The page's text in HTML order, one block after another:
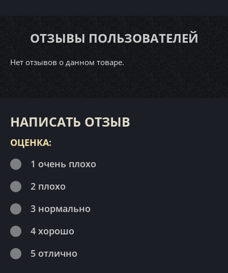
ОТЗЫВЫ ПОЛЬЗОВАТЕЛЕЙ
Нет отзывов о данном товаре.
НАПИСАТЬ ОТЗЫВ
ОЦЕНКА:
1 очень плохо
2 плохо
3 нормально
4 хорошо
5 отлично